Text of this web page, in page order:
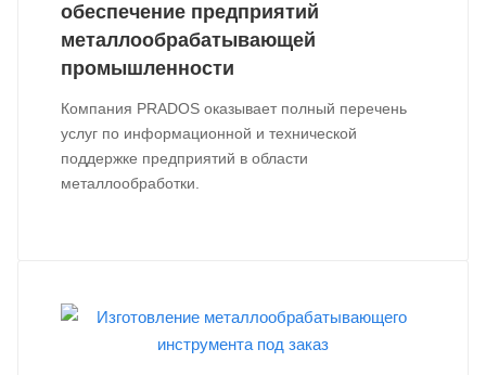
обеспечение предприятий
металлообрабатывающей
промышленности
Компания PRADOS оказывает полный перечень
услуг по информационной и технической
поддержке предприятий в области
металлообработки.